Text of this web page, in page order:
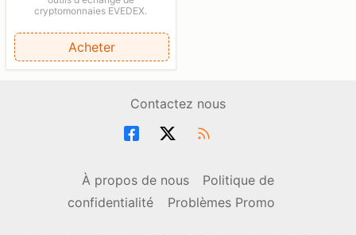
cryptomonnaies EVEDEX.
Acheter
Contactez nous
À propos de nous
Politique de
confidentialité
Problèmes Promo